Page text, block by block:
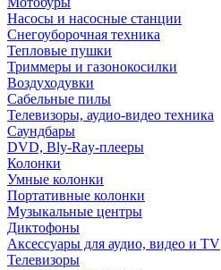
Насосы и насосные станции
Снегоуборочная техника
Тепловые пушки
Триммеры и газонокосилки
Воздуходувки
Сабельные пилы
Телевизоры, аудио-видео техника
Саундбары
DVD, Bly-Ray-плееры
Колонки
Умные колонки
Портативные колонки
Музыкальные центры
Диктофоны
Аксессуары для аудио, видео и TV
Телевизоры